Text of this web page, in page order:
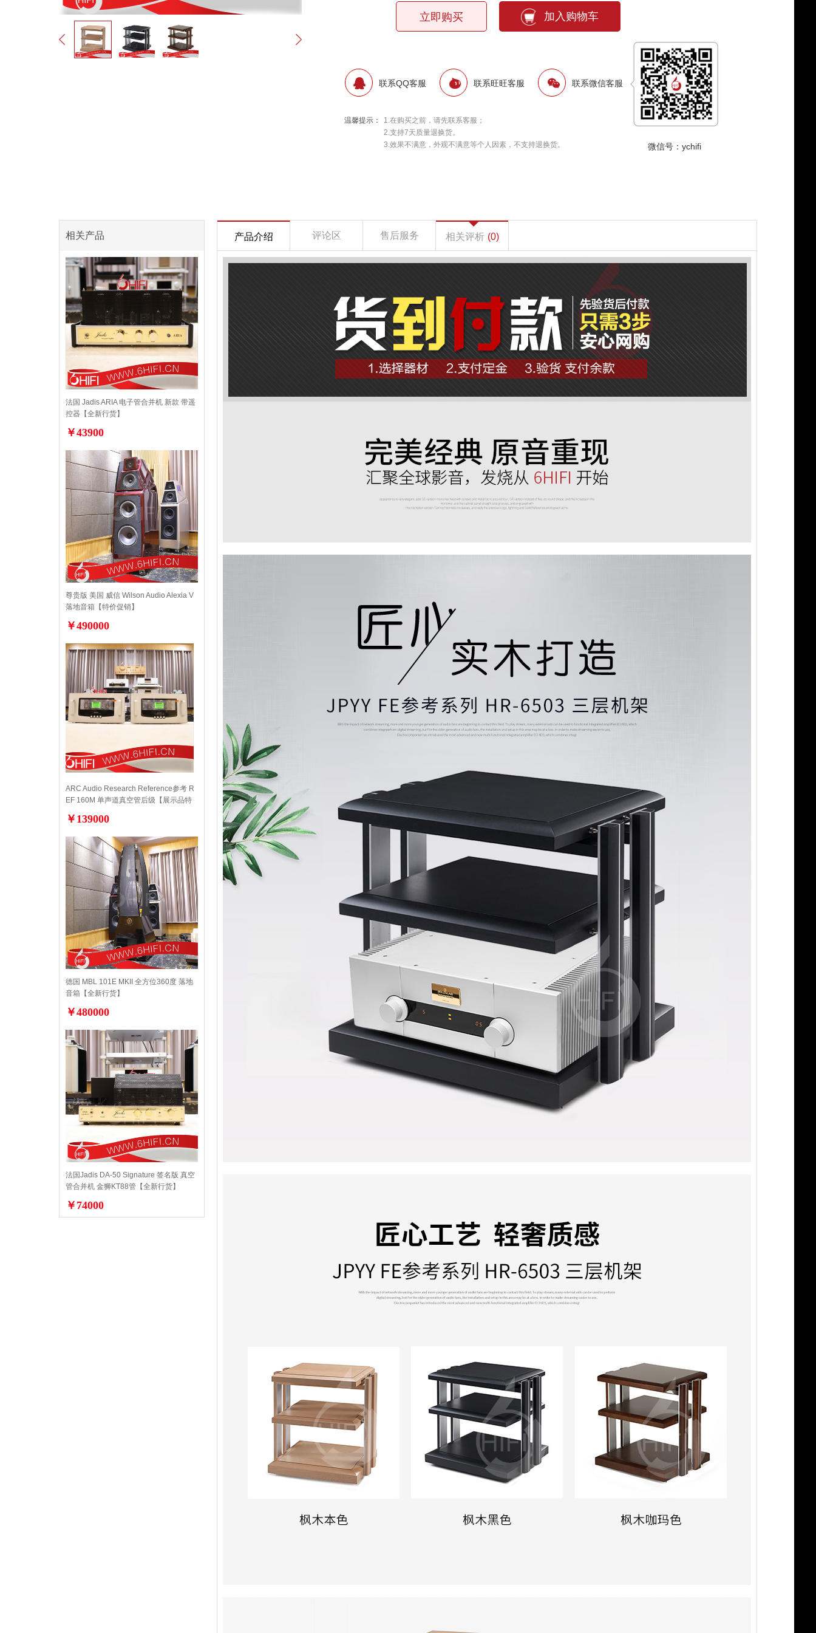
立即购买 加入购物车
联系QQ客服 联系旺旺客服 联系微信客服
微信号：ychifi
温馨提示：
1.在购买之前，请先联系客服；
2.支持7天质量退换货。
3.效果不满意，外观不满意等个人因素，不支持退换货。
相关产品
法国 Jadis ARIA 电子管合并机 新款 带遥
控器【全新行货】
￥43900
尊贵版 美国 威信 Wilson Audio Alexia V
落地音箱【特价促销】
￥490000
ARC Audio Research Reference参考 R
EF 160M 单声道真空管后级【展示品特
￥139000
德国 MBL 101E MKII 全方位360度 落地
音箱【全新行货】
￥480000
法国Jadis DA-50 Signature 签名版 真空
管合并机 金狮KT88管【全新行货】
￥74000
产品介绍 评论区 售后服务 相关评析 (0)